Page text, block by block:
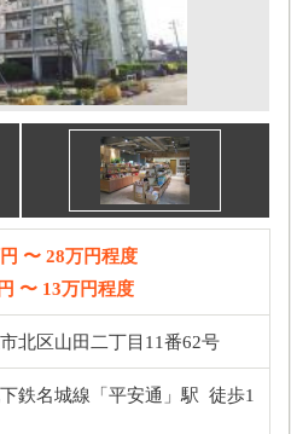
〜 28万円程度
〜 13万円程度
北区山田二丁目11番62号
鉄名城線「平安通」駅 徒歩1